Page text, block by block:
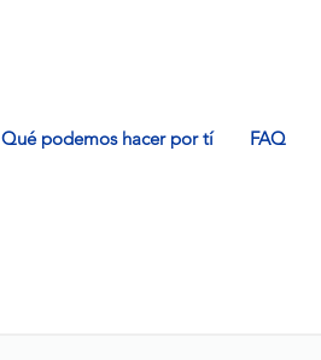
Qué podemos hacer por tí FAQ